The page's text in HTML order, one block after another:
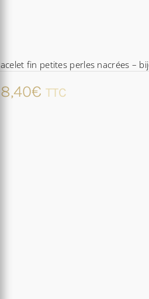
fin petites perles nacrées –
€ TTC